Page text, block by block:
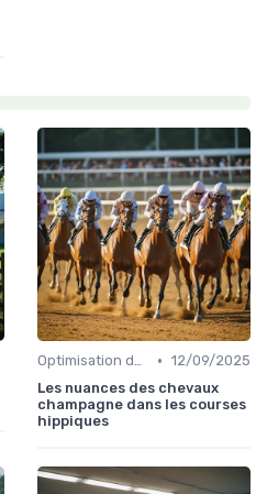
Optimisation des performances • 12/09/2025
Les nuances des chevaux
champagne dans les courses
hippiques